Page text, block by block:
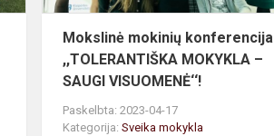
Mokslinė mokinių konferencija
,,TOLERANTIŠKA MOKYKLA –
SAUGI VISUOMENĖ‘‘!
Paskelbta: 2023-04-17
Kategorija:Sveika mokykla